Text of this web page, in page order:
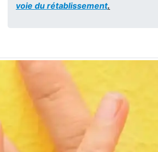
voie du rétablissement.